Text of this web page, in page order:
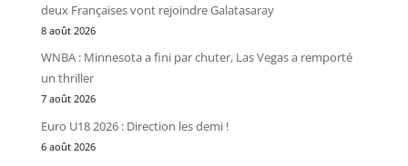
deux Françaises vont rejoindre Galatasaray
8 août 2026
WNBA : Minnesota a fini par chuter, Las Vegas a remporté
un thriller
7 août 2026
Euro U18 2026 : Direction les demi !
6 août 2026